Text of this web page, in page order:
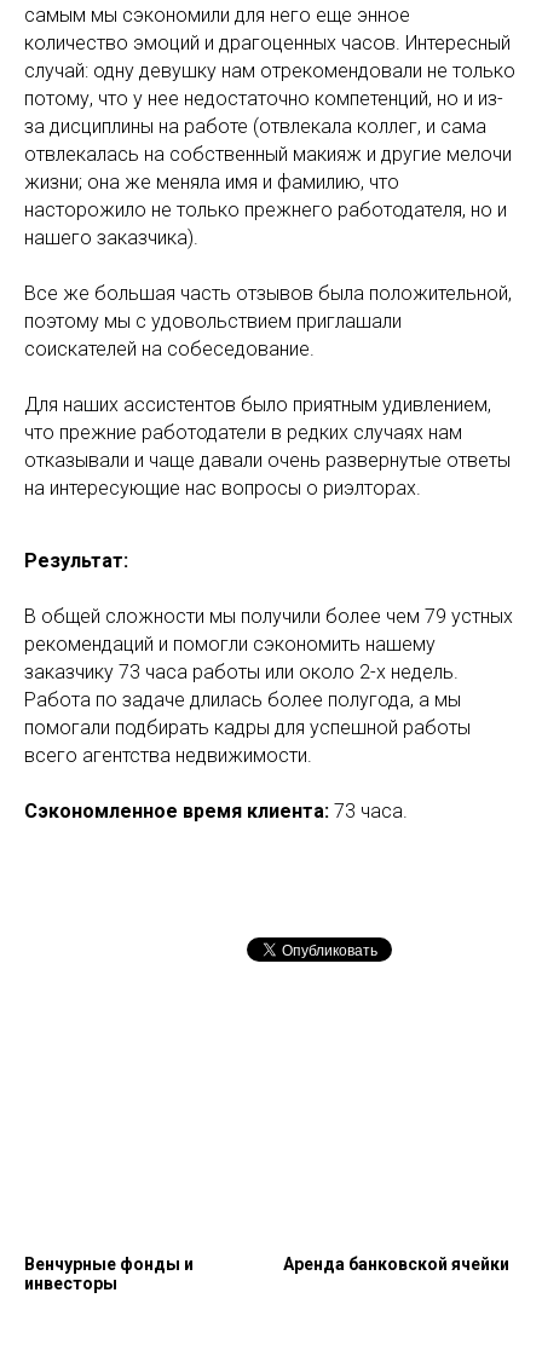
самым мы сэкономили для него еще энное
количество эмоций и драгоценных часов. Интересный
случай: одну девушку нам отрекомендовали не только
потому, что у нее недостаточно компетенций, но и из-
за дисциплины на работе (отвлекала коллег, и сама
отвлекалась на собственный макияж и другие мелочи
жизни; она же меняла имя и фамилию, что
насторожило не только прежнего работодателя, но и
нашего заказчика).
Все же большая часть отзывов была положительной,
поэтому мы с удовольствием приглашали
соискателей на собеседование.
Для наших ассистентов было приятным удивлением,
что прежние работодатели в редких случаях нам
отказывали и чаще давали очень развернутые ответы
на интересующие нас вопросы о риэлторах.
Результат:
В общей сложности мы получили более чем 79 устных
рекомендаций и помогли сэкономить нашему
заказчику 73 часа работы или около 2-х недель.
Работа по задаче длилась более полугода, а мы
помогали подбирать кадры для успешной работы
всего агентства недвижимости.
Сэкономленное время клиента: 73 часа.
Венчурные фонды и
инвесторы
Аренда банковской ячейки